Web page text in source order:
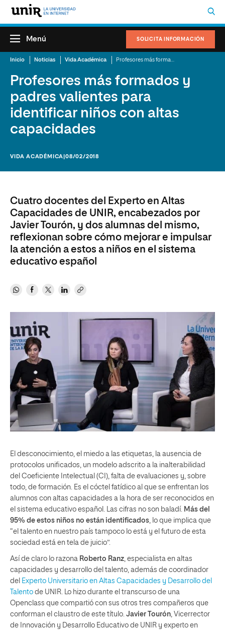
SOLICITA INFORMACIÓN
Menú
Inicio Noticias Vida Académica
Profesores más formados y
padres valientes para
identificar niños con altas
capacidades
VIDA ACADÉMICA |08/02/2018
Cuatro docentes del Experto en Altas
Capacidades de UNIR, encabezados por
Javier Tourón, y dos alumnas del mismo,
reflexionan sobre cómo mejorar e impulsar
la atención a estos a niños en el sistema
educativo español
El desconocimiento, el miedo a las etiquetas, la ausencia de
protocolos unificados, un modelo adscrito a la inalterabilidad
del Coeficiente Intelectual (CI), falta de evaluaciones y, sobre
todo, de formación. Es el cóctel fatídico al que se enfrentan los
alumnos con altas capacidades a la hora de ser reconocidos en
el sistema educativo español. Las cifras no son baladí. Más del
95% de estos niños no están identificados, lo que implica que
“el talento en nuestro país tampoco lo está y el futuro de esta
sociedad está en tela de juicio”.
Así de claro lo razona Roberto Ranz, especialista en altas
capacidades y desarrollo del talento, además de coordinador
del Experto Universitario en Altas Capacidades y Desarrollo del
Talento de UNIR. Lo hizo durante el transcurso de una
Openclass que compartió con sus otros tres compañeros que
conforman el claustro de este título. Javier Tourón, Vicerrector
de Innovación y Desarrollo Educativo de UNIR y experto en